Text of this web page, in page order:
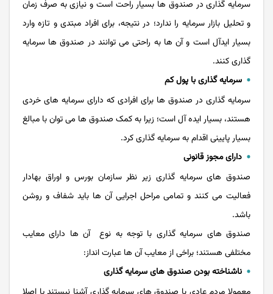
سرمایه‌ گذاری‌ در صندوق ها بسیار راحت است و نیازی به صرف زمان
و تحلیل بازار سرمایه را ندارد؛ در نتیجه، برای افراد مبتدی و تازه وارد
بسیار ایدآل است و آن ها به راحتی می توانند در صندوق ها سرمایه
گذاری کنند.
سرمایه گذاری با پول کم
سرمایه گذاری در صندوق ها برای افرادی که دارای سرمایه های خردی
هستند، بسیار ایده آل است؛ زیرا به کمک صندوق ها می توان با مبالغ
بسیار پایینی اقدام به سرمایه گذاری کرد.
دارای مجوز قانونی
صندوق ‌های سرمایه ‌گذاری زیر نظر سازمان بورس و اوراق بهادار
فعالیت می ‌کنند و تمامی مراحل اجرایی آن ها باید شفاف و روشن
باشد.
صندوق های سرمایه گذاری با توجه به نوع آن ها دارای معایب
مختلفی هستند؛ براخی از معایب آن ها عبارت انداز:
ناشناخته بودن صندوق های سرمایه گذاری